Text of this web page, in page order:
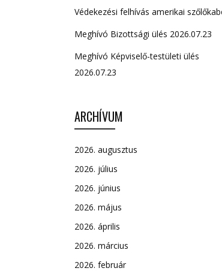
Védekezési felhívás amerikai
Meghívó Bizottsági ülés 2026.07.23
Meghívó Képviselő-testületi ülés
2026.07.23
ARCHÍVUM
2026. augusztus
2026. július
2026. június
2026. május
2026. április
2026. március
2026. február